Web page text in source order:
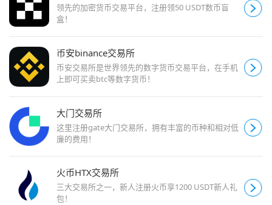
领先的加密货币交易平台，注册领50 USDT数币盲
盒！
币安binance交易所
币安交易所是世界领先的数字货币交易平台，在手机
上即可买卖btc等数字货币！
大门交易所
这里注册gate大门交易所，拥有丰富的币种和相对低
廉的费用！
火币HTX交易所
三大交易所之一，新人注册火币享1200 USDT新人礼
包！